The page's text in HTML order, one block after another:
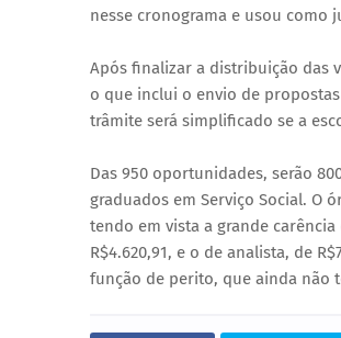
nesse cronograma e usou como
Após finalizar a distribuição das
o que inclui o envio de
trâmite será simplificado se a
Das 950 oportunidades, serão
graduados em Serviço Social. O
tendo em vista a grande
R$4.620,91, e o de analista, de
função de perito, que ainda não